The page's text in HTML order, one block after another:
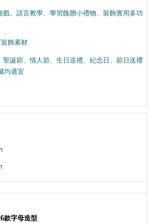
、語言教學、學習餽贈小禮物、裝飾實用多功
飾素材
誕節、情人節、生日送禮、紀念日、節日送禮
均適宜
款字母造型